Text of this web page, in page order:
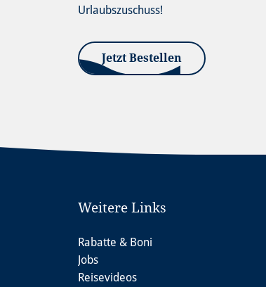
Urlaubszuschuss!
Jetzt Bestellen
Weitere Links
Rabatte & Boni
Jobs
Reisevideos